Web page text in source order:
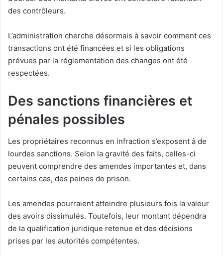
des contrôleurs.
L’administration cherche désormais à savoir comment ces
transactions ont été financées et si les obligations
prévues par la réglementation des changes ont été
respectées.
Des sanctions financières et
pénales possibles
Les propriétaires reconnus en infraction s’exposent à de
lourdes sanctions. Selon la gravité des faits, celles-ci
peuvent comprendre des amendes importantes et, dans
certains cas, des peines de prison.
Les amendes pourraient atteindre plusieurs fois la valeur
des avoirs dissimulés. Toutefois, leur montant dépendra
de la qualification juridique retenue et des décisions
prises par les autorités compétentes.